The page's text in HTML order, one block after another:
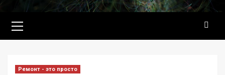
меню
Ремонт - это просто